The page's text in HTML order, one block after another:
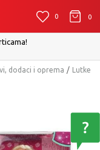
0 0
dodaci i oprema
Lutke